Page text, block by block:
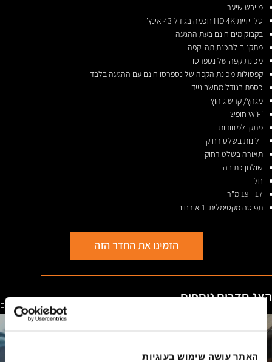
האתר עושה שימוש בעוגיות
מייבש שיער
טלוויזיית HD 4K חכמה בגודל 43 אינץ'
בקבוק מים חינם בעת ההגעה
מתקנים להכנת תה וקפה
מכונת קפה של נספרסו
קפסולות מכונת הקפה של נספרסו חינם עם ההגעה בלבד
כספת בגודל מחשב נייד
מגהץ/ קרש גיהוץ
WiFi חופשי
מתקן למזוודות
וילונות בשלט רחוק
תאורה בשלט רחוק
שולחן כתיבה
חלון
17 - 19 מ"ר
תפוסה מקסימלית: 1 אורחים
הזמינו את החדר הזה
הצג חדרים נוספים ראו את כל החדרים